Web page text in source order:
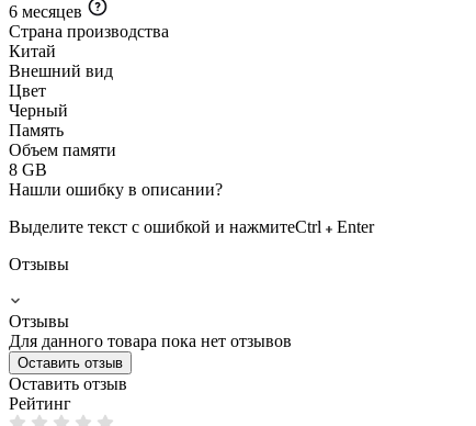
6 месяцев
Страна производства
Китай
Внешний вид
Цвет
Черный
Память
Объем памяти
8 GB
Нашли ошибку в описании?
Выделите текст с ошибкой и нажмитеCtrl
Enter
Отзывы
Отзывы
Для данного товара пока нет отзывов
Оставить отзыв
Оставить отзыв
Рейтинг